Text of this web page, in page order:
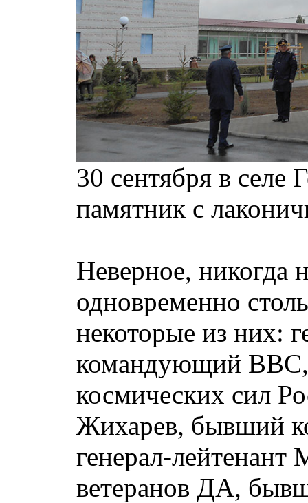
30 сентября в селе
памятник с
Неверное, никогда
одновременно
некоторые из них:
командующий ВВС,
космических сил
Жихарев, бывший
генерал-лейтенант
ветеранов ДА,